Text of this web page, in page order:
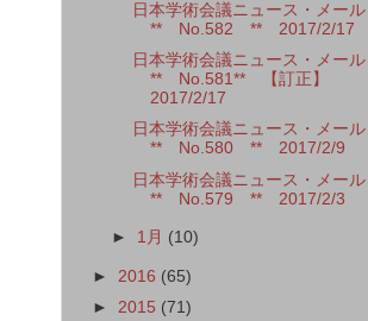
日本学術会議ニュース・メー
** No.582 ** 2017/2/17
日本学術会議ニュース・メー
** No.581** 【訂正】
2017/2/17
日本学術会議ニュース・メー
** No.580 ** 2017/2/9
日本学術会議ニュース・メー
** No.579 ** 2017/2/3
► 1月 (10)
► 2016 (65)
► 2015 (71)